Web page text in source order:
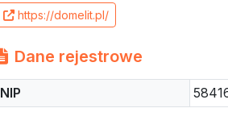
https://domelit.pl/
Dane rejestrowe
NIP